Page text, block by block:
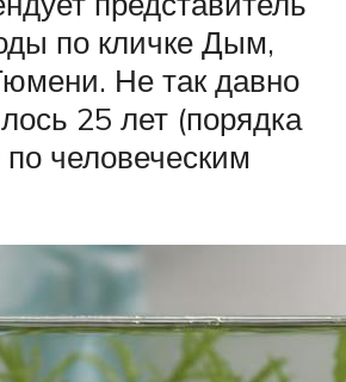
по кличке Дым,
Не так давно
25 лет (порядка
человеческим